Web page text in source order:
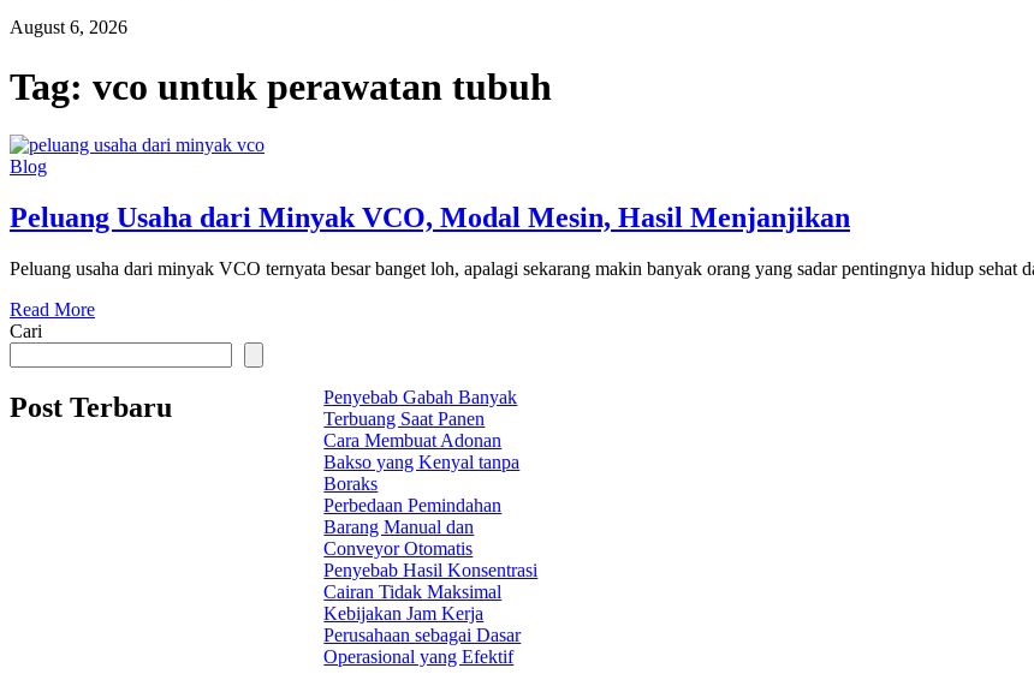
August 6, 2026
Tag: vco untuk perawatan tubuh
Blog
Peluang Usaha dari Minyak VCO, Modal Mesin, Hasil Menjanjikan
Peluang usaha dari minyak VCO ternyata besar banget loh, apalagi sekarang makin banyak orang yang sadar pentingnya hidup sehat
Read More
Cari
Post Terbaru
Penyebab Gabah Banyak
Terbuang Saat Panen
Cara Membuat Adonan
Bakso yang Kenyal tanpa
Boraks
Perbedaan Pemindahan
Barang Manual dan
Conveyor Otomatis
Penyebab Hasil Konsentrasi
Cairan Tidak Maksimal
Kebijakan Jam Kerja
Perusahaan sebagai Dasar
Operasional yang Efektif